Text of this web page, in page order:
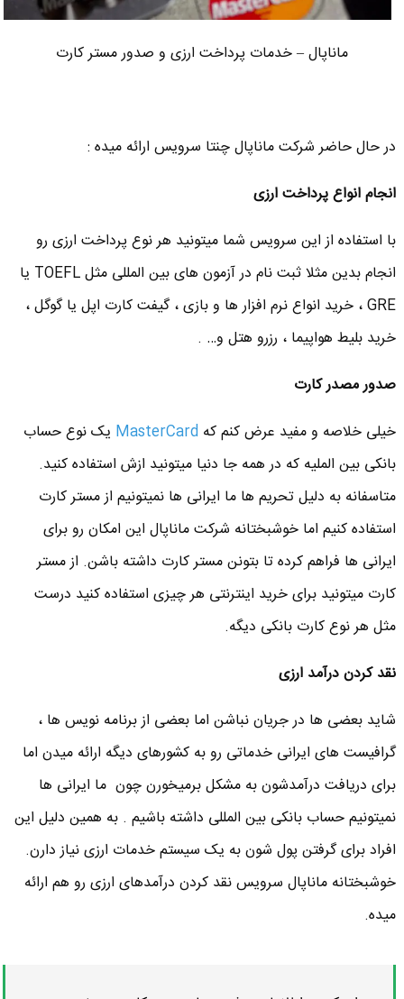
ماناپال – خدمات پرداخت ارزی و صدور مستر کارت
در حال حاضر شرکت ماناپال چنتا سرویس ارائه میده :
انجام انواع پرداخت ارزی
با استفاده از این سرویس شما میتونید هر نوع پرداخت ارزی رو
انجام بدین مثلا ثبت نام در آزمون های بین المللی مثل TOEFL یا
GRE ، خرید انواع نرم افزار ها و بازی ، گیفت کارت اپل یا گوگل ،
خرید بلیط هواپیما ، رزرو هتل و… .
صدور مصدر کارت
خیلی خلاصه و مفید عرض کنم که
یک نوع حساب
بانکی بین الملیه که در همه جا دنیا میتونید ازش استفاده کنید.
متاسفانه به دلیل تحریم ها ما ایرانی ها نمیتونیم از مستر کارت
استفاده کنیم اما خوشبختانه شرکت ماناپال این امکان رو برای
ایرانی ها فراهم کرده تا بتونن مستر کارت داشته باشن. از مستر
کارت میتونید برای خرید اینترنتی هر چیزی استفاده کنید درست
مثل هر نوع کارت بانکی دیگه.
نقد کردن درآمد ارزی
شاید بعضی ها در جریان نباشن اما بعضی از برنامه نویس ها ،
گرافیست های ایرانی خدماتی رو به کشورهای دیگه ارائه میدن اما
برای دریافت درآمدشون به مشکل برمیخورن چون ما ایرانی ها
نمیتونیم حساب بانکی بین المللی داشته باشیم . به همین دلیل این
افراد برای گرفتن پول شون به یک سیستم خدمات ارزی نیاز دارن.
خوشبختانه ماناپال سرویس نقد کردن درآمدهای ارزی رو هم ارائه
میده.